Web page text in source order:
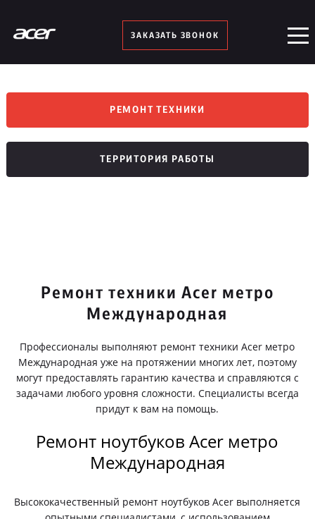
ЗАКАЗАТЬ ЗВОНОК
РЕМОНТ ТЕХНИКИ
ТЕРРИТОРИЯ РАБОТЫ
Ремонт техники Acer метро
Международная
Профессионалы выполняют ремонт техники Acer метро
Международная уже на протяжении многих лет, поэтому
могут предоставлять гарантию качества и справляются с
задачами любого уровня сложности. Специалисты всегда
придут к вам на помощь.
Ремонт ноутбуков Acer метро
Международная
Высококачественный ремонт ноутбуков Acer выполняется